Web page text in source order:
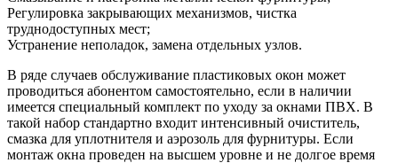
Регулировка закрывающих механизмов, чистка
труднодоступных мест;
Устранение неполадок, замена отдельных узлов.
В ряде случаев обслуживание пластиковых окон может
проводиться абонентом самостоятельно, если в наличии
имеется специальный комплект по уходу за окнами ПВХ. В
такой набор стандартно входит интенсивный очиститель,
смазка для уплотнителя и аэрозоль для фурнитуры. Если
монтаж окна проведен на высшем уровне и не долгое время